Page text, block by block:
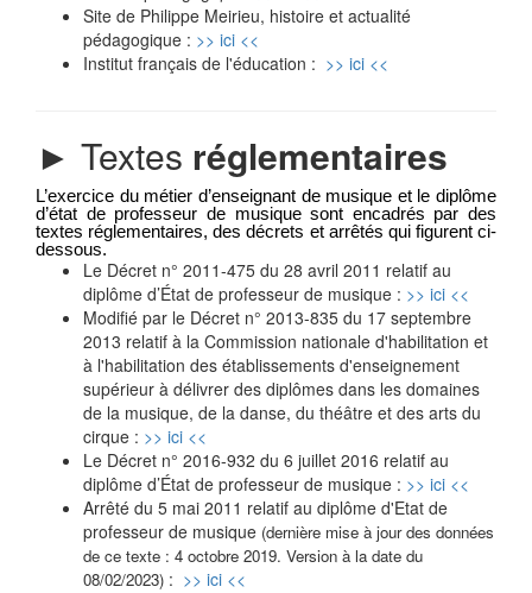
Site de Philippe Meirieu, histoire et actualité
pédagogique : >> ici <<
Institut français de l'éducation : >> ici <<
► Textes réglementaires
L’exercice du métier d’enseignant de musique et le diplôme
d’état de professeur de musique sont encadrés par des
textes réglementaires, des décrets et arrêtés qui figurent ci-
dessous.
Le Décret n° 2011-475 du 28 avril 2011 relatif au
diplôme d’État de professeur de musique : >> ici <<
Modifié par le Décret n° 2013-835 du 17 septembre
2013 relatif à la Commission nationale d'habilitation et
à l'habilitation des établissements d'enseignement
supérieur à délivrer des diplômes dans les domaines
de la musique, de la danse, du théâtre et des arts du
cirque : >> ici <<
Le Décret n° 2016-932 du 6 juillet 2016 relatif au
diplôme d’État de professeur de musique : >> ici <<
Arrêté du 5 mai 2011 relatif au diplôme d'Etat de
professeur de musique (dernière mise à jour des données
de ce texte : 4 octobre 2019. Version à la date du
08/02/2023) : >> ici <<